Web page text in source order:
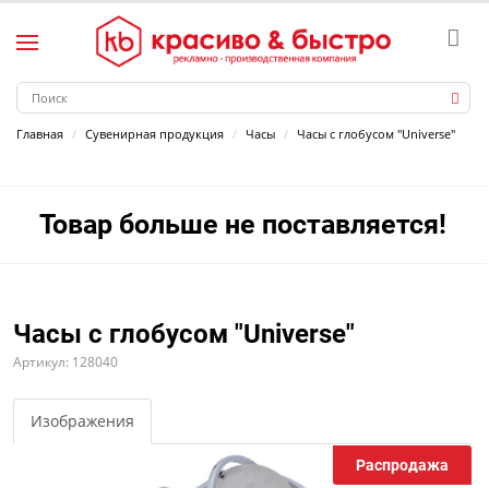
Главная Сувенирная продукция Часы Часы с глобусом "Universe"
Товар больше не поставляется!
Часы с глобусом "Universe"
Артикул: 128040
Изображения
Распродажа